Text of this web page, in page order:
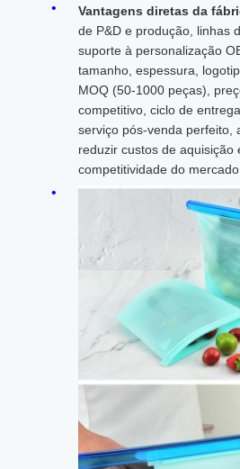
Vantagens diretas da
de P&D e produção, linhas
suporte à personalização
tamanho, espessura,
MOQ (50-1000 peças),
competitivo, ciclo de
serviço pós-venda perfeito,
reduzir custos de aquisição
competitividade do mercado.